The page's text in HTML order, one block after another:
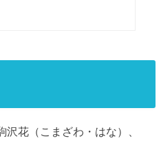
花（こまざわ・はな）、